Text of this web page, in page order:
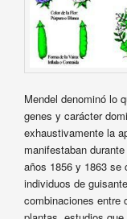
Mendel denominó lo
genes y carácter
exhaustivamente la
manifestaban
años 1856 y 1863 se
individuos de
combinaciones entre